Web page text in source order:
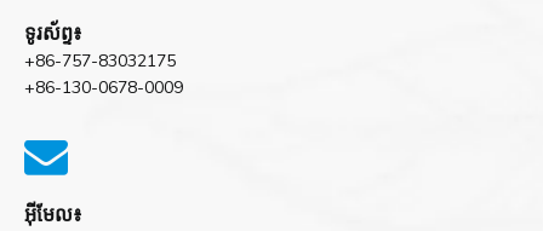
ទូរស័ព្ទ៖
+86-757-83032175
+86-130-0678-0009

អ៊ីមែល៖